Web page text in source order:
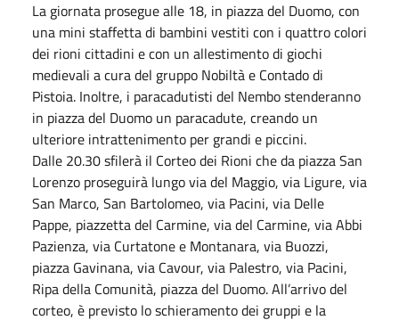
La giornata prosegue alle 18, in piazza del Duomo, con
una mini staffetta di bambini vestiti con i quattro colori
dei rioni cittadini e con un allestimento di giochi
medievali a cura del gruppo Nobiltà e Contado di
Pistoia. Inoltre, i paracadutisti del Nembo stenderanno
in piazza del Duomo un paracadute, creando un
ulteriore intrattenimento per grandi e piccini.
Dalle 20.30 sfilerà il Corteo dei Rioni che da piazza San
Lorenzo proseguirà lungo via del Maggio, via Ligure, via
San Marco, San Bartolomeo, via Pacini, via Delle
Pappe, piazzetta del Carmine, via del Carmine, via Abbi
Pazienza, via Curtatone e Montanara, via Buozzi,
piazza Gavinana, via Cavour, via Palestro, via Pacini,
Ripa della Comunità, piazza del Duomo. All’arrivo del
corteo, è previsto lo schieramento dei gruppi e la